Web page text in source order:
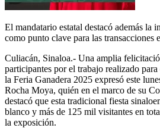
El mandatario estatal destacó además la
como punto clave para las transacciones
Culiacán, Sinaloa.- Una amplia
participantes por el trabajo realizado
la Feria Ganadera 2025 expresó este
Rocha Moya, quién en el marco de su
destacó que esta tradicional fiesta
blanco y más de 125 mil visitantes en
la exposición.